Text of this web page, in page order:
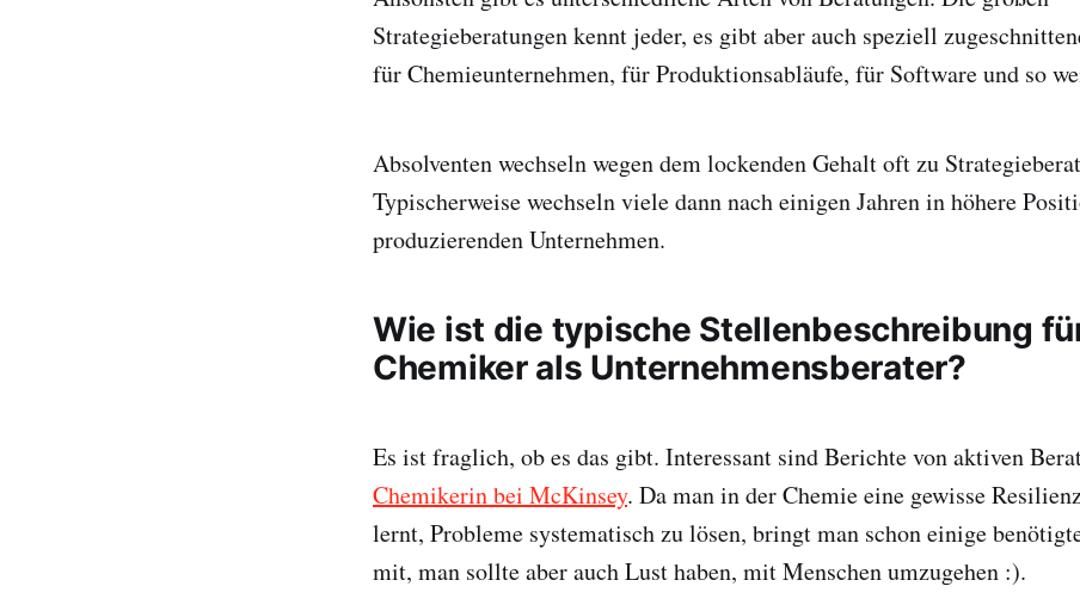
Strategieberatungen kennt jeder, es gibt aber auch speziell
für Chemieunternehmen, für Produktionsabläufe, für Software und so
Absolventen wechseln wegen dem lockenden Gehalt oft zu
Typischerweise wechseln viele dann nach einigen Jahren in höhere
produzierenden Unternehmen.
Wie ist die typische Stellenbeschreibung
Chemiker als Unternehmensberater?
Es ist fraglich, ob es das gibt. Interessant sind Berichte von aktiven
Chemikerin bei McKinsey. Da man in der Chemie eine gewisse
lernt, Probleme systematisch zu lösen, bringt man schon einige
mit, man sollte aber auch Lust haben, mit Menschen umzugehen :).